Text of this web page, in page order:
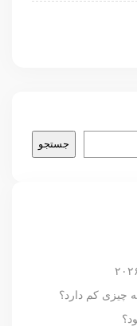
جستجو
چیزی کم دارد؟